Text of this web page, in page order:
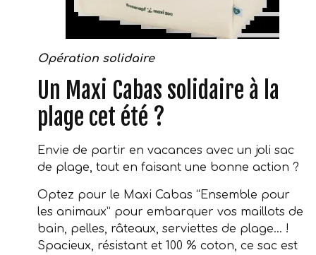
Opération solidaire
Un Maxi Cabas solidaire à la
plage cet été ?
Envie de partir en vacances avec un joli sac
de plage, tout en faisant une bonne action ?
Optez pour le Maxi Cabas “Ensemble pour
les animaux” pour embarquer vos maillots de
bain, pelles, râteaux, serviettes de plage… !
Spacieux, résistant et 100 % coton, ce sac est